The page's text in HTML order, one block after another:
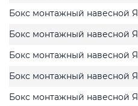
Бокс монтажный навесной
Бокс монтажный навесной
Бокс монтажный навесной
Бокс монтажный навесной
Бокс монтажный навесной